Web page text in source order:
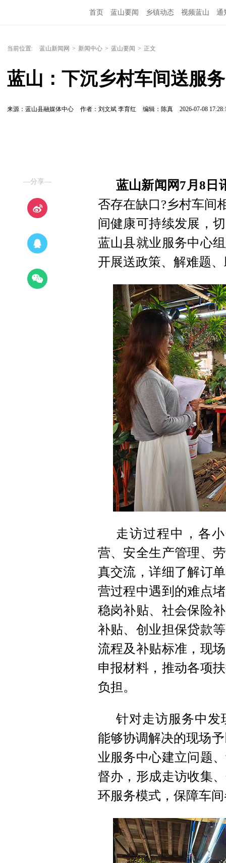
首页 蓝山要闻 乡镇动态 视频蓝山 通
当前位置: 蓝山新闻网 > 新闻中心 > 蓝山要闻 > 正文
蓝山：下沉乡村车间送服
来源：蓝山县融媒体中心 作者：刘文斌 李育红 编辑：陈真 2026-07-08
—分享—
蓝山新闻网7月8日
否存在缺口?乡村车间
间健康可持续发展，
蓝山县就业服务中心
开展送政策、解难题
走访过程中，各
营、安全生产管理、
真交流，详细了解订
营过程中遇到的难点
稳岗补贴、社会保险
补贴、创业担保贷款
流程及补贴标准，现
申报材料，推动各项
负担。
针对走访服务中发
能够协调解决的现场
业服务中心建立问题
督办，形成走访收集
环服务模式，保障车